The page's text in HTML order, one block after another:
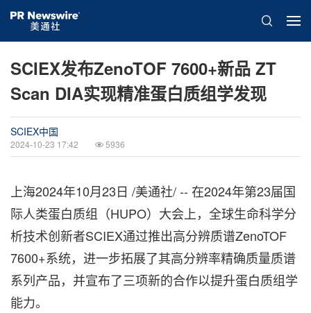
SCIEX发布ZenoTOF 7600+新品 ZT
Scan DIA实现精准蛋白质组学发现
SCIEX中国
2024-10-23 17:42 5936
上海2024年10月23日 /美通社/ -- 在2024年第23届国
际人类蛋白质组（HUPO）大会上，全球生命科学分
析技术创新者SCIEX通过推出高分辨质谱ZenoTOF
7600+系统，进一步拓展了其高分辨率精确质量质谱
系列产品，并宣布了三项新的合作以提升蛋白质组学
能力。